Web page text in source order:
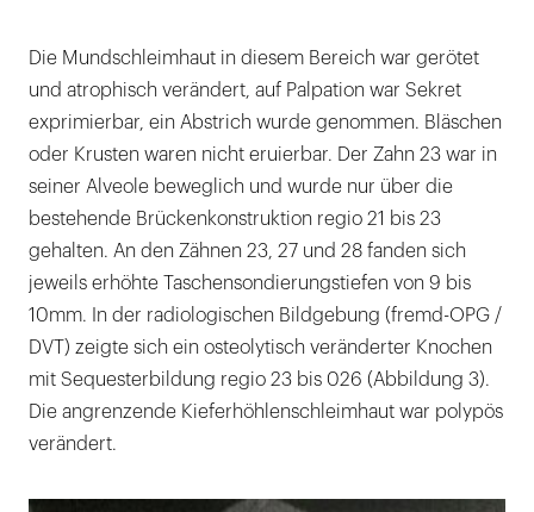
Die Mundschleimhaut in diesem Bereich war gerötet
und atrophisch verändert, auf Palpation war Sekret
exprimierbar, ein Abstrich wurde genommen. Bläschen
oder Krusten waren nicht eruierbar. Der Zahn 23 war in
seiner Alveole beweglich und wurde nur über die
bestehende Brückenkonstruktion regio 21 bis 23
gehalten. An den Zähnen 23, 27 und 28 fanden sich
jeweils erhöhte Taschensondierungstiefen von 9 bis
10mm. In der radiologischen Bildgebung (fremd-OPG /
DVT) zeigte sich ein osteolytisch veränderter Knochen
mit Sequesterbildung regio 23 bis 026 (Abbildung 3).
Die angrenzende Kieferhöhlenschleimhaut war polypös
verändert.